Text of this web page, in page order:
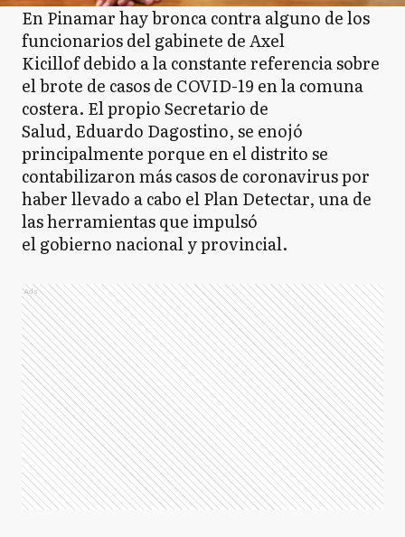
En Pinamar hay bronca contra alguno de los
funcionarios del gabinete de Axel
Kicillof debido a la constante referencia sobre
el brote de casos de COVID-19 en la comuna
costera. El propio Secretario de
Salud, Eduardo Dagostino, se enojó
principalmente porque en el distrito se
contabilizaron más casos de coronavirus por
haber llevado a cabo el Plan Detectar, una de
las herramientas que impulsó
el gobierno nacional y provincial.
Ads